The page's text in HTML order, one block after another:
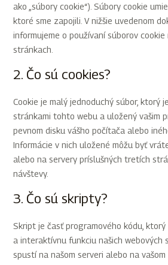
ako „súbory cookie“). Súbory cookie
ktoré sme zapojili. V nižšie uvedenom
informujeme o používaní súborov cookie
stránkach.
2. Čo sú cookies?
Cookie je malý jednoduchý súbor, ktorý
stránkami tohto webu a uložený vašim
pevnom disku vášho počítača alebo
Informácie v nich uložené môžu byť
alebo na servery príslušných tretích
návštevy.
3. Čo sú skripty?
Skript je časť programového kódu,
a interaktívnu funkciu našich webových
spustí na našom serveri alebo na vašom